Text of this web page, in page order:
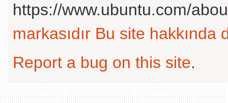
https://www.ubuntu.com/
markasıdır Bu site hakkında
Report a bug on this site.